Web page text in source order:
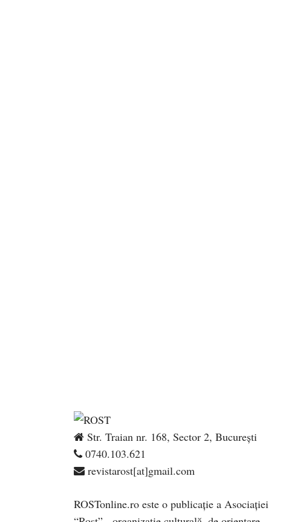
Str. Traian nr. 168, Sector 2, București
0740.103.621
revistarost[at]gmail.com
ROSTonline.ro este o publicaţie a Asociaţiei